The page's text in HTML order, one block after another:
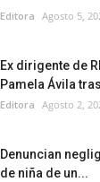
Editora Agosto 5,
Ex dirigente de
Pamela Ávila
Editora Agosto 2,
Denuncian
de niña de un...